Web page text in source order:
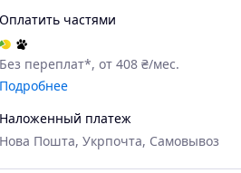
Оплатить частями
Без переплат*, от 408 ₴/мес.
Подробнее
Наложенный платеж
Нова Пошта, Укрпочта, Самовывоз